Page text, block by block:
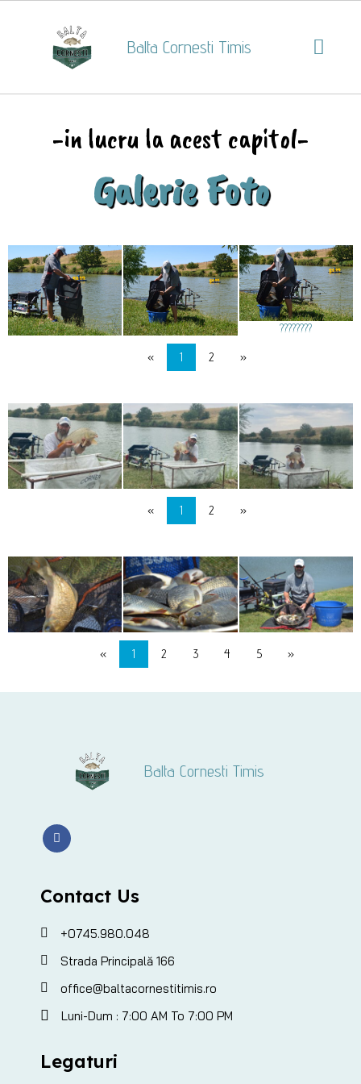
Balta Cornesti Timis
-in lucru la acest capitol-
Galerie Foto
????????
«
1 2 »
« 1 2 »
« 1 2 3 4 5 »
Balta Cornesti Timis
Contact Us
+0745.980.048
Strada Principală 166
office@baltacornestitimis.ro
Luni-Dum : 7:00 AM To 7:00 PM
Legaturi